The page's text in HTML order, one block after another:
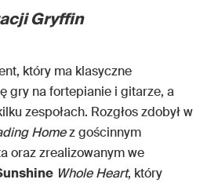
Gryffin
który ma klasyczne
gry na fortepianie i gitarze, a
zespołach. Rozgłos zdobył w
Homez gościnnym
oraz zrealizowanym we
Whole Heart, który